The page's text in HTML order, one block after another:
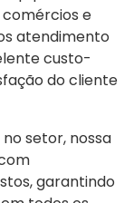
e
atendimento
custo-
do cliente
setor, nossa
garantindo